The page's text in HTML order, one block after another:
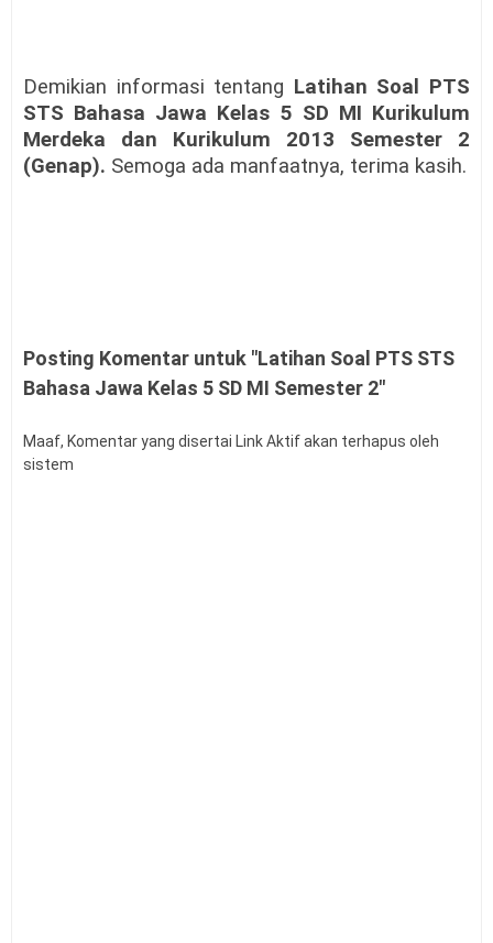
Demikian informasi tentang Latihan Soal PTS
STS Bahasa Jawa Kelas 5 SD MI Kurikulum
Merdeka dan Kurikulum 2013
Semester 2
(Genap). Semoga ada manfaatnya, terima kasih.
Posting Komentar untuk "Latihan Soal PTS STS
Bahasa Jawa Kelas 5 SD MI Semester 2"
Maaf, Komentar yang disertai Link Aktif akan terhapus oleh
sistem